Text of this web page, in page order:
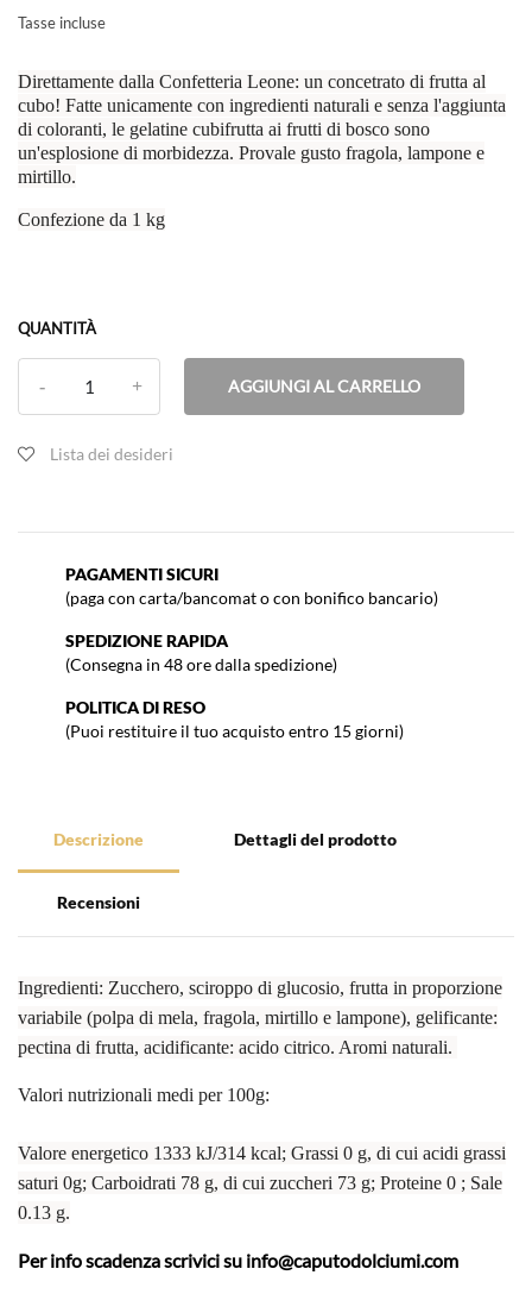
Tasse incluse
Direttamente dalla Confetteria Leone: un concetrato di frutta al
cubo! Fatte unicamente con ingredienti naturali e senza l'aggiunta
di coloranti, le gelatine cubifrutta ai frutti di bosco sono
un'esplosione di morbidezza. Provale gusto fragola, lampone e
mirtillo.
Confezione da 1 kg
QUANTITÀ
AGGIUNGI AL CARRELLO
Lista dei desideri
PAGAMENTI SICURI
(paga con carta/bancomat o con bonifico bancario)
SPEDIZIONE RAPIDA
(Consegna in 48 ore dalla spedizione)
POLITICA DI RESO
(Puoi restituire il tuo acquisto entro 15 giorni)
Descrizione Dettagli del prodotto
Recensioni
Ingredienti: Zucchero, sciroppo di glucosio, frutta in proporzione
variabile (polpa di mela, fragola, mirtillo e lampone), gelificante:
pectina di frutta, acidificante: acido citrico. Aromi naturali.
Valori nutrizionali medi per 100g:
Valore energetico 1333 kJ/314 kcal; Grassi 0 g, di cui acidi grassi
saturi 0g; Carboidrati 78 g, di cui zuccheri 73 g; Proteine 0 ; Sale
0.13 g.
Per info scadenza scrivici su info@caputodolciumi.com